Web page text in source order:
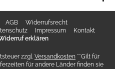
AGB
Widerrufsrecht
Impressum
Kontakt
erklären
zzgl. Versandkosten **Gilt für
für andere Länder finden sie